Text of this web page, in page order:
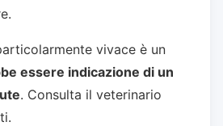
vivace è un
essere indicazione di un
. Consulta il veterinario